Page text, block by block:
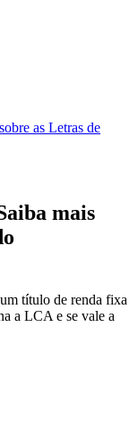
as Letras de
mais
título de renda fixa
a LCA e se vale a